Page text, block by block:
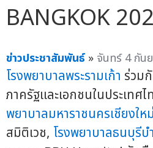
BANGKOK
ข่าวประชาสัมพันธ์ » จันทร์ 4 กัน
โรงพยาบาลพระรามเก้า ร่วม
ภาครัฐและเอกชนในประเทศ
พยาบาลมหาราชนครเชียงใหม่
สมิติเวช, โรงพยาบาลธนบุรีบ